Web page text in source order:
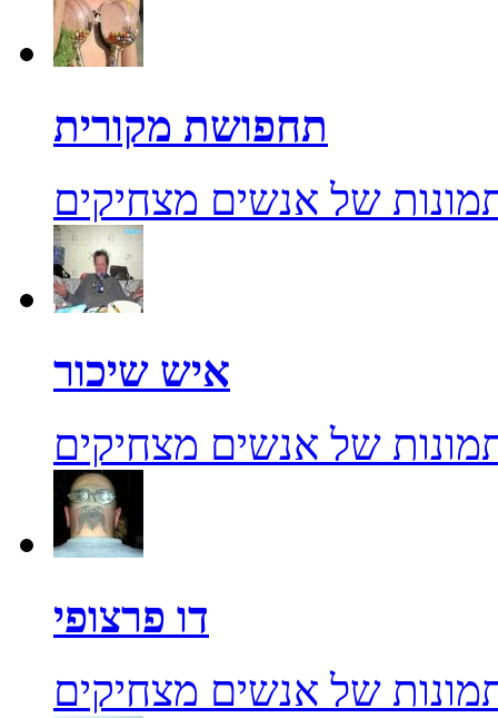
תחפושת מקורית
של אנשים מצחיקים
איש שיכור
של אנשים מצחיקים
דו פרצופי
של אנשים מצחיקים